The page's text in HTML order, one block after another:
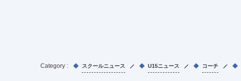
スクールニュース U15ニュース コーチ